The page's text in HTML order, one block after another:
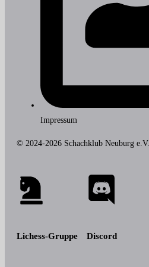
Impressum
© 2024-2026 Schachklub Neuburg e.V.
Lichess-Gruppe Discord